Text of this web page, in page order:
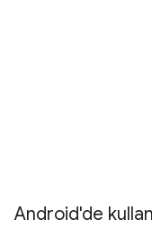
Android'de